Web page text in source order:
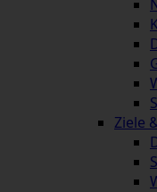
Ziele